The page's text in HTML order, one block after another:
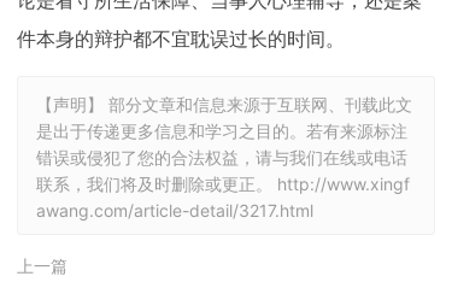
件本身的辩护都不宜耽误过长的时间。
【声明】 部分文章和信息来源于互联网、刊载此文
是出于传递更多信息和学习之目的。若有来源标注
错误或侵犯了您的合法权益，请与我们在线或电话
联系，我们将及时删除或更正。 http://www.xingf
awang.com/article-detail/3217.html
上一篇